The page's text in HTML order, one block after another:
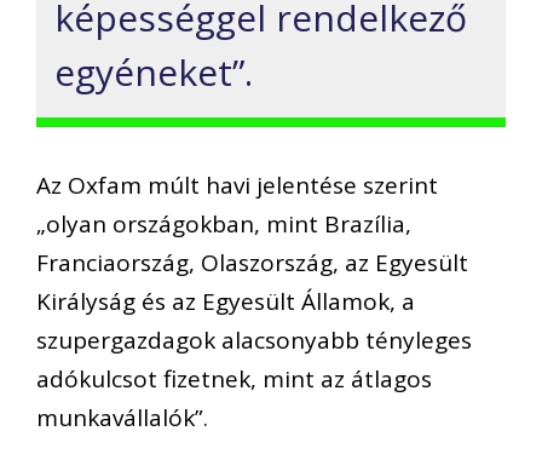
képességgel rendelkező
egyéneket”.
Az Oxfam múlt havi jelentése szerint
„olyan országokban, mint Brazília,
Franciaország, Olaszország, az Egyesült
Királyság és az Egyesült Államok, a
szupergazdagok alacsonyabb tényleges
adókulcsot fizetnek, mint az átlagos
munkavállalók”.